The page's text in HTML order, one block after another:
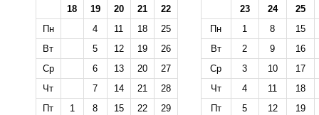
18 19 20 21
22
Пн
4 11 18
25
Вт
5 12 19
26
Ср
6 13 20
27
Чт
7 14 21
28
Пт
1 8 15 22
29
23 24
25
Пн
1 8
15
Вт
2 9
16
Ср
3 10
17
Чт
4 11
18
Пт
5 12
19